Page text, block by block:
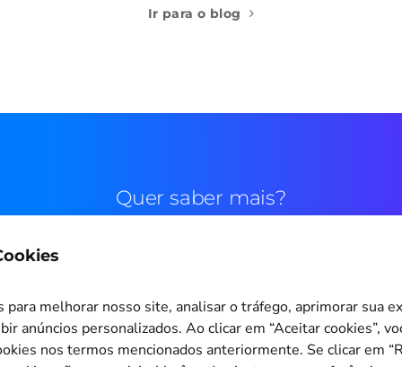
Ir para o blog
para melhorar nosso site, analisar o tráfego, aprimorar sua
anúncios personalizados. Ao clicar em “Aceitar cookies”,
nos termos mencionados anteriormente. Se clicar em
Quer saber mais?